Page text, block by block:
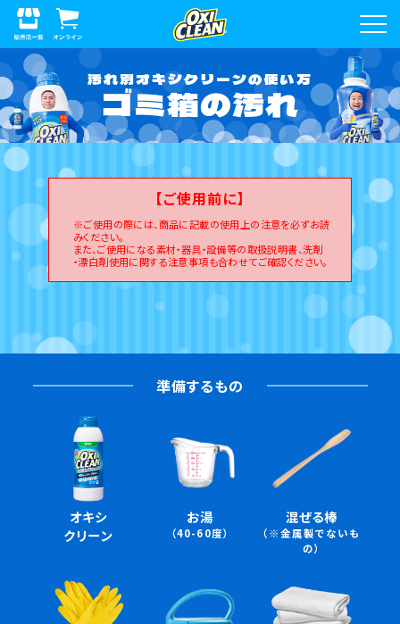
汚れ別オキシクリーンの使い方
ゴミ箱の汚れ
【ご使用前に】
※ご使用の際には、商品に記載の使用上の注意を必ずお読
みください。
また、ご使用になる素材・器具・設備等の取扱説明書、洗剤
・漂白剤使用に関する注意事項も合わせてご確認ください。
準備するもの
オキシ
クリーン
お湯
（40-60度）
混ぜる棒
（※金属製でないも
の）